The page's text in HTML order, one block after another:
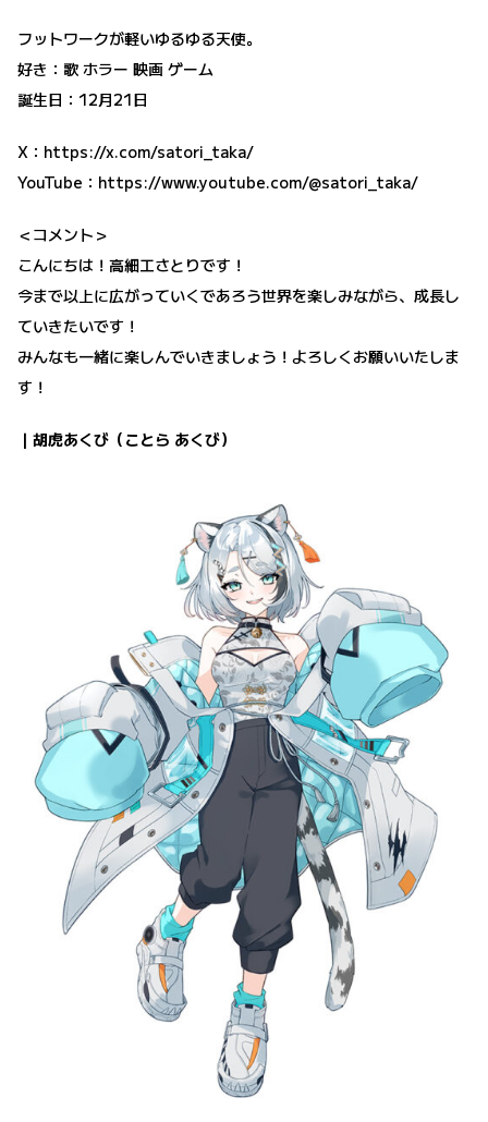
フットワークが軽いゆるゆる天使。
好き：歌 ホラー 映画 ゲーム
誕生日：12月21日
X： https://x.com/satori_taka/
YouTube： https://www.youtube.com/@satori_taka/
＜コメント＞
こんにちは！高細工さとりです！
今まで以上に広がっていくであろう世界を楽しみながら、成長し
ていきたいです！
みんなも一緒に楽しんでいきましょう！よろしくお願いいたしま
す！
｜胡虎あくび（ことら あくび）